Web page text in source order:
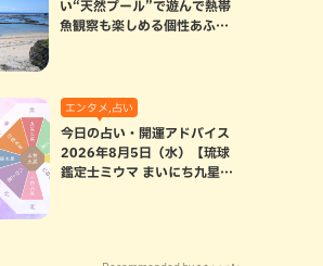
い“天然プール”で遊んで熱帯
魚観察も楽しめる個性あふれ
エンタメ,占い
今日の占い・開運アドバイス
2026年8月5日（水）【琉球
鑑定士ミウマ まいにち九星気